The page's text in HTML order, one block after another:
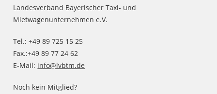
Landesverband Bayerischer Taxi- und
Mietwagenunternehmen e.V.
Tel.: +49 89 725 15 25
Fax.:+49 89 77 24 62
E-Mail: info@lvbtm.de
Noch kein Mitglied?